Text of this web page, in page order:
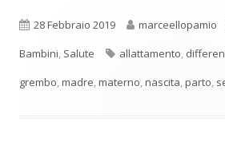
una
nuova
finestra
una
nuova
finestra
una
nuova
finestra
una
nuova
Pubblicato
28 Febbraio 2019 Autore
marceellopamio
Bambini, Salute Tag
allattamento,
grembo,madre,materno,nascita,parto,